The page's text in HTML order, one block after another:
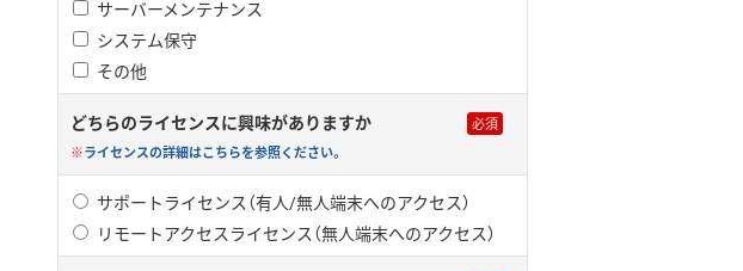
サーバーメンテナンス
システム保守
その他
どちらのライセンスに興味がありますか
※ライセンスの詳細はこちらを参照ください。
サポートライセンス（有人/無人端末へのアクセス）
リモートアクセスライセンス（無人端末へのアクセス）